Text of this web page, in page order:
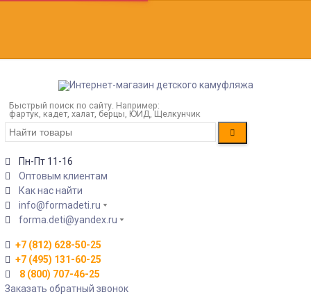
Быстрый поиск по сайту. Например:
фартук, кадет, халат, берцы, ЮИД, Щелкунчик
Пн-Пт 11-16
Оптовым клиентам
Как нас найти
info@formadeti.ru
forma.deti@yandex.ru
+7 (812) 628-50-25
+7 (495) 131-60-25
8 (800) 707-46-25
Заказать обратный звонок